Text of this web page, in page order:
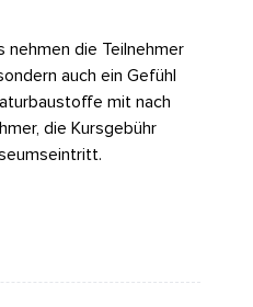
nehmen die Teilnehmer
auch ein Gefühl
mit nach
die Kursgebühr